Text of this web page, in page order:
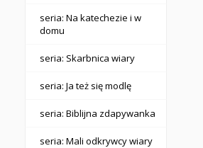
seria: Na katechezie i w
domu
seria: Skarbnica wiary
seria: Ja też się modlę
seria: Biblijna zdapywanka
seria: Mali odkrywcy wiary